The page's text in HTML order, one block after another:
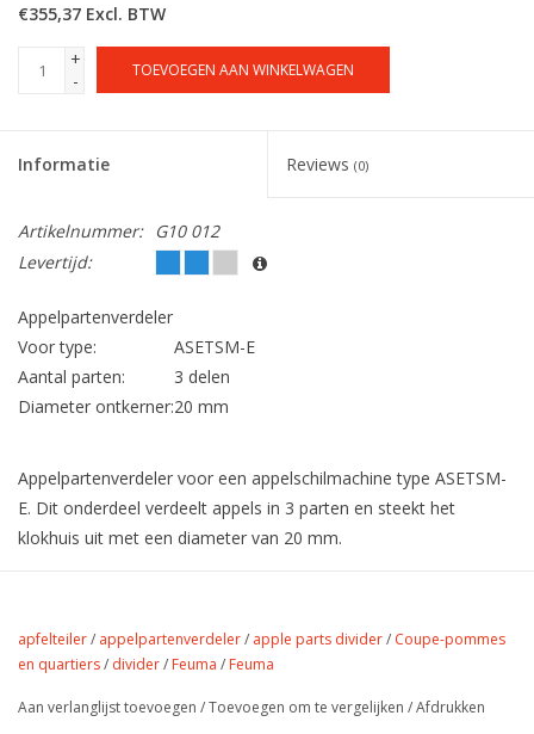
€355,37 Excl. BTW
+
-
TOEVOEGEN AAN WINKELWAGEN
Informatie Reviews (0)
Artikelnummer:
G10 012
Levertijd:
Appelpartenverdeler
Voor type:
ASETSM-E
Aantal parten:
3 delen
Diameter ontkerner:20 mm
Appelpartenverdeler voor een appelschilmachine type ASETSM-
E. Dit onderdeel verdeelt appels in 3 parten en steekt het
klokhuis uit met een diameter van 20 mm.
apfelteiler/ appelpartenverdeler/ apple parts divider/ Coupe-pommes
en quartiers/ divider/ Feuma / Feuma
Aan verlanglijst toevoegen /Toevoegen om te vergelijken /Afdrukken